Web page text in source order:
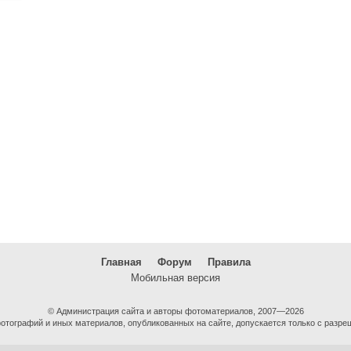
Главная Форум
Правила
Мобильная версия
© Администрация сайта и авторы фотоматериалов, 2007—2026
и иных материалов, опубликованных на сайте, допускается только с